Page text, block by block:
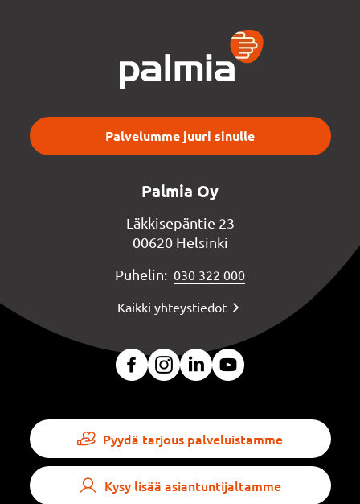
Palvelumme juuri sinulle
Palmia Oy
Läkkisepäntie 23
00620 Helsinki
Puhelin: 030 322 000
Kaikki yhteystiedot
Pyydä tarjous palveluistamme
Kysy lisää asiantuntijaltamme